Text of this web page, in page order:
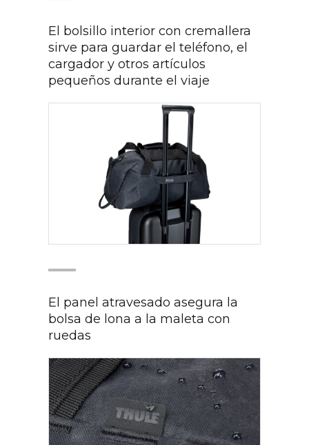
El bolsillo interior con cremallera
sirve para guardar el teléfono, el
cargador y otros artículos
pequeños durante el viaje
El panel atravesado asegura la
bolsa de lona a la maleta con
ruedas